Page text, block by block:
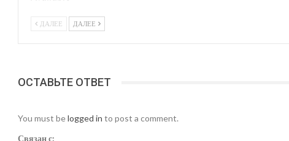
ДАЛЕЕ ДАЛЕЕ
ОСТАВЬТЕ ОТВЕТ
You must belogged in to post a comment.
Связан с: